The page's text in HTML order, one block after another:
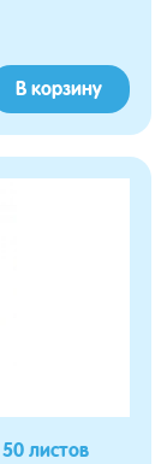
В корзину
листов